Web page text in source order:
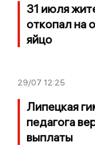
31 июля
откопал на
яйцо
29/07 12:25
Липецкая
педагога
выплаты